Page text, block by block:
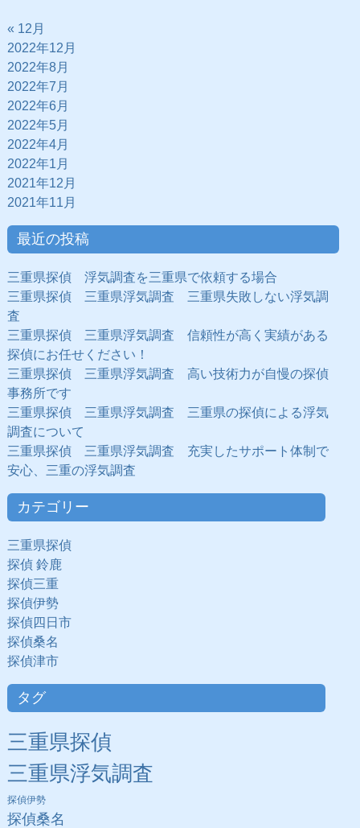
« 12月
2022年12月
2022年8月
2022年7月
2022年6月
2022年5月
2022年4月
2022年1月
2021年12月
2021年11月
最近の投稿
三重県探偵 浮気調査を三重県で依頼する場合
三重県探偵 三重県浮気調査 三重県失敗しない浮気調
査
三重県探偵 三重県浮気調査 信頼性が高く実績がある
探偵にお任せください！
三重県探偵 三重県浮気調査 高い技術力が自慢の探偵
事務所です
三重県探偵 三重県浮気調査 三重県の探偵による浮気
調査について
三重県探偵 三重県浮気調査 充実したサポート体制で
安心、三重の浮気調査
カテゴリー
三重県探偵
探偵 鈴鹿
探偵三重
探偵伊勢
探偵四日市
探偵桑名
探偵津市
タグ
三重県探偵
三重県浮気調査
探偵伊勢
探偵桑名